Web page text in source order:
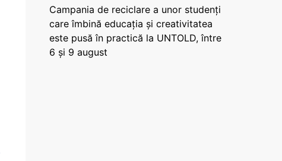
Campania de reciclare a unor studenți
care îmbină educația și creativitatea
este pusă în practică la UNTOLD, între
6 și 9 august